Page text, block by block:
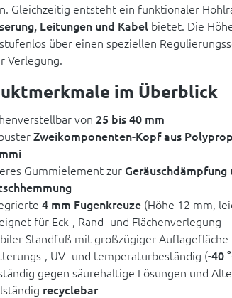
Gleichzeitig entsteht ein funktionaler
Leitungen und Kabel bietet. Die
über einen speziellen
Verlegung.
im Überblick
von 25 bis 40 mm
Zweikomponenten-Kopf aus
Gummielement zur Geräuschdämpfung
4 mm Fugenkreuze (Höhe 12 mm,
für Eck-, Rand- und Flächenverlegung
Standfuß mit großzügiger Auflagefläche
, UV- und temperaturbeständig (-40
gegen säurehaltige Lösungen und
recyclebar